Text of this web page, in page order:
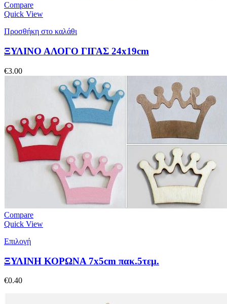
Compare
Quick View
Προσθήκη στο καλάθι
ΞΥΛΙΝΟ ΑΛΟΓΟ ΓΙΓΑΣ 24x19cm
€3.00
Compare
Quick View
Επιλογή
ΞΥΛΙΝΗ ΚΟΡΩΝΑ 7x5cm πακ.5τεμ.
€0.40